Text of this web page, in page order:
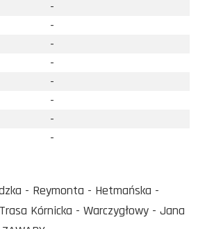
-
-
-
-
-
-
-
-
- Reymonta - Hetmańska -
Kórnicka - Warczygłowy - Jana